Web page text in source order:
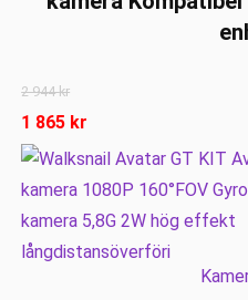
2 944kr
1 865 kr